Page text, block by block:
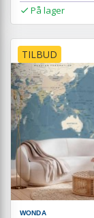
På lager
TILBUD
WONDA